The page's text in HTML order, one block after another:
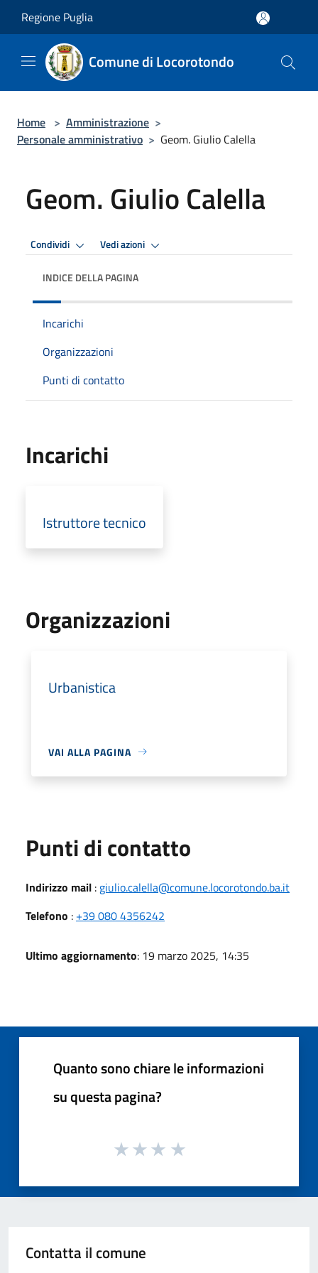
Regione Puglia
Comune di Locorotondo
Home > Amministrazione >
Personale amministrativo > Geom. Giulio Calella
Geom. Giulio Calella
Condividi Vedi azioni
INDICE DELLA PAGINA
Incarichi
Organizzazioni
Punti di contatto
Incarichi
Istruttore tecnico
Organizzazioni
Urbanistica
VAI ALLA PAGINA
Punti di contatto
Indirizzo mail : giulio.calella@comune.locorotondo.ba.it
Telefono : +39 080 4356242
Ultimo aggiornamento: 19 marzo 2025, 14:35
Quanto sono chiare le informazioni
su questa pagina?
Contatta il comune